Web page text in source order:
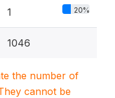
1 20%
1046
the number of
cannot be